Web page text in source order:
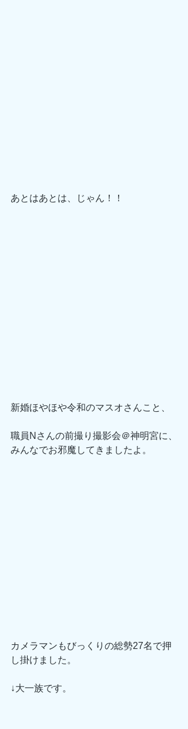
あとはあとは、じゃん！！
新婚ほやほや令和のマスオさんこと、
職員Nさんの前撮り撮影会＠神明宮に、
みんなでお邪魔してきましたよ。
カメラマンもびっくりの総勢27名で押
し掛けました。
↓大一族です。